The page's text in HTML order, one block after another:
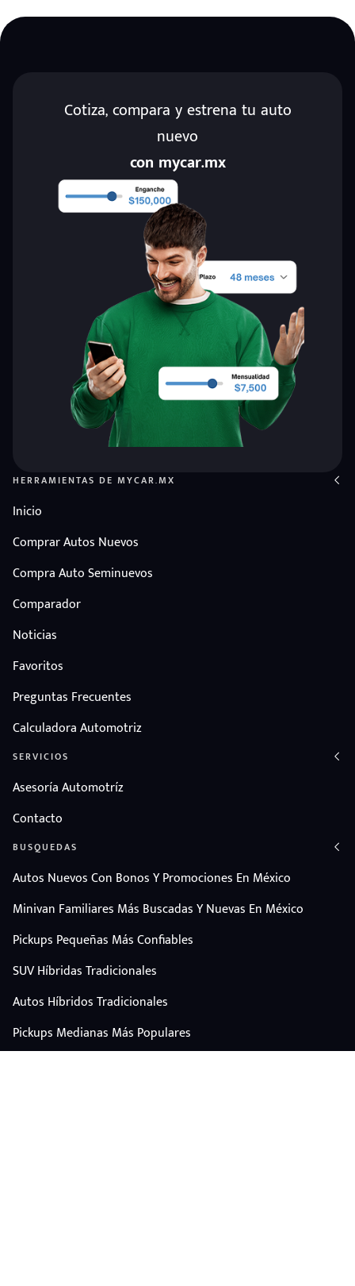
Cotiza, compara y estrena tu auto
nuevo
con mycar.mx
HERRAMIENTAS DE MYCAR.MX
Inicio
Comprar Autos Nuevos
Compra Auto Seminuevos
Comparador
Noticias
Favoritos
Preguntas Frecuentes
Calculadora Automotriz
SERVICIOS
Asesoría Automotríz
Contacto
BUSQUEDAS
Autos Nuevos Con Bonos Y Promociones En México
Minivan Familiares Más Buscadas Y Nuevas En México
Pickups Pequeñas Más Confiables
SUV Híbridas Tradicionales
Autos Híbridos Tradicionales
Pickups Medianas Más Populares